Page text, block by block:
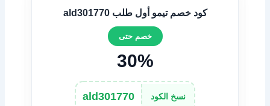
كود خصم تيمو أول طلب ald301770
خصم حتى
30%
نسخ الكود ald301770